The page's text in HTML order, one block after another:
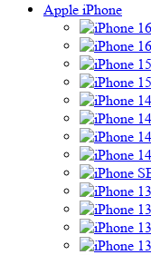
Apple iPhone